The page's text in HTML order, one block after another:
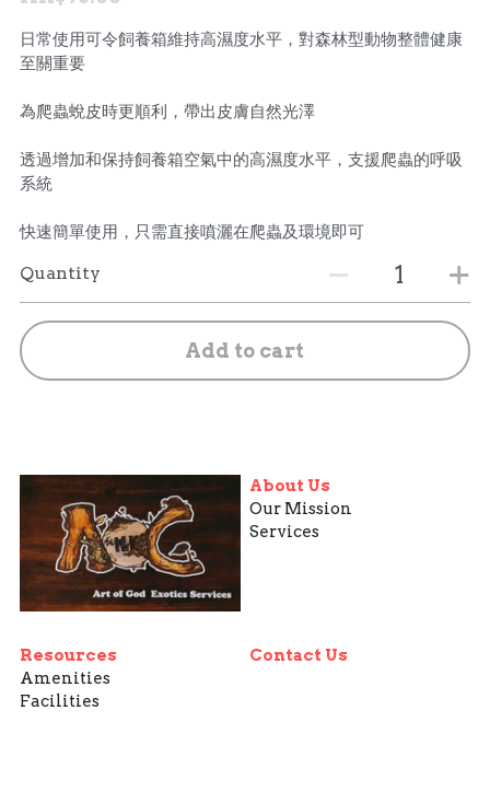
日常使用可令飼養箱維持高濕度水平，對森林型動物整體健康
至關重要
為爬蟲蛻皮時更順利，帶出皮膚自然光澤
透過增加和保持飼養箱空氣中的高濕度水平，支援爬蟲的呼吸
系統
快速簡單使用，只需直接噴灑在爬蟲及環境即可
Quantity
Add to cart
About Us
Our Mission
Services
Resources
Amenities
Facilities
Contact Us